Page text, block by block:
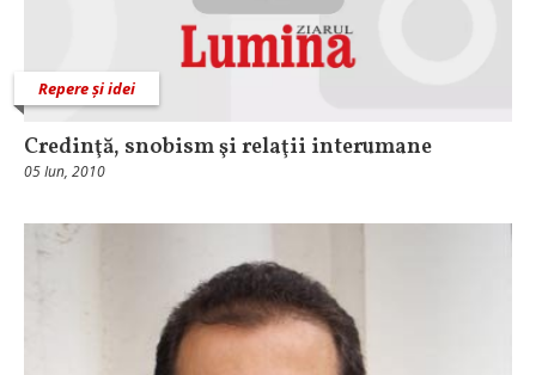
Repere și idei
Credinţă, snobism şi relaţii interumane
05 Iun, 2010